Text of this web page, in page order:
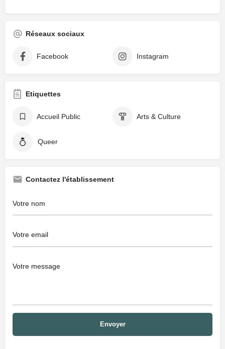
Réseaux sociaux
Facebook Instagram
Etiquettes
Accueil Public Arts & Culture
Queer
Contactez l'établissement